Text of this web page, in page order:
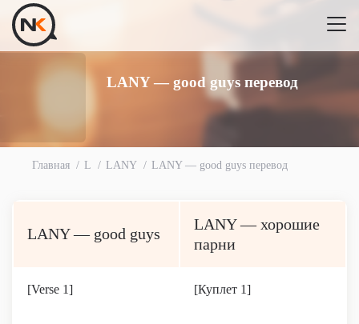
LANY — good guys перевод
Главная L LANY LANY — good guys перевод
LANY — good guys
LANY — хорошие
парни
[Verse 1] [Куплет 1]